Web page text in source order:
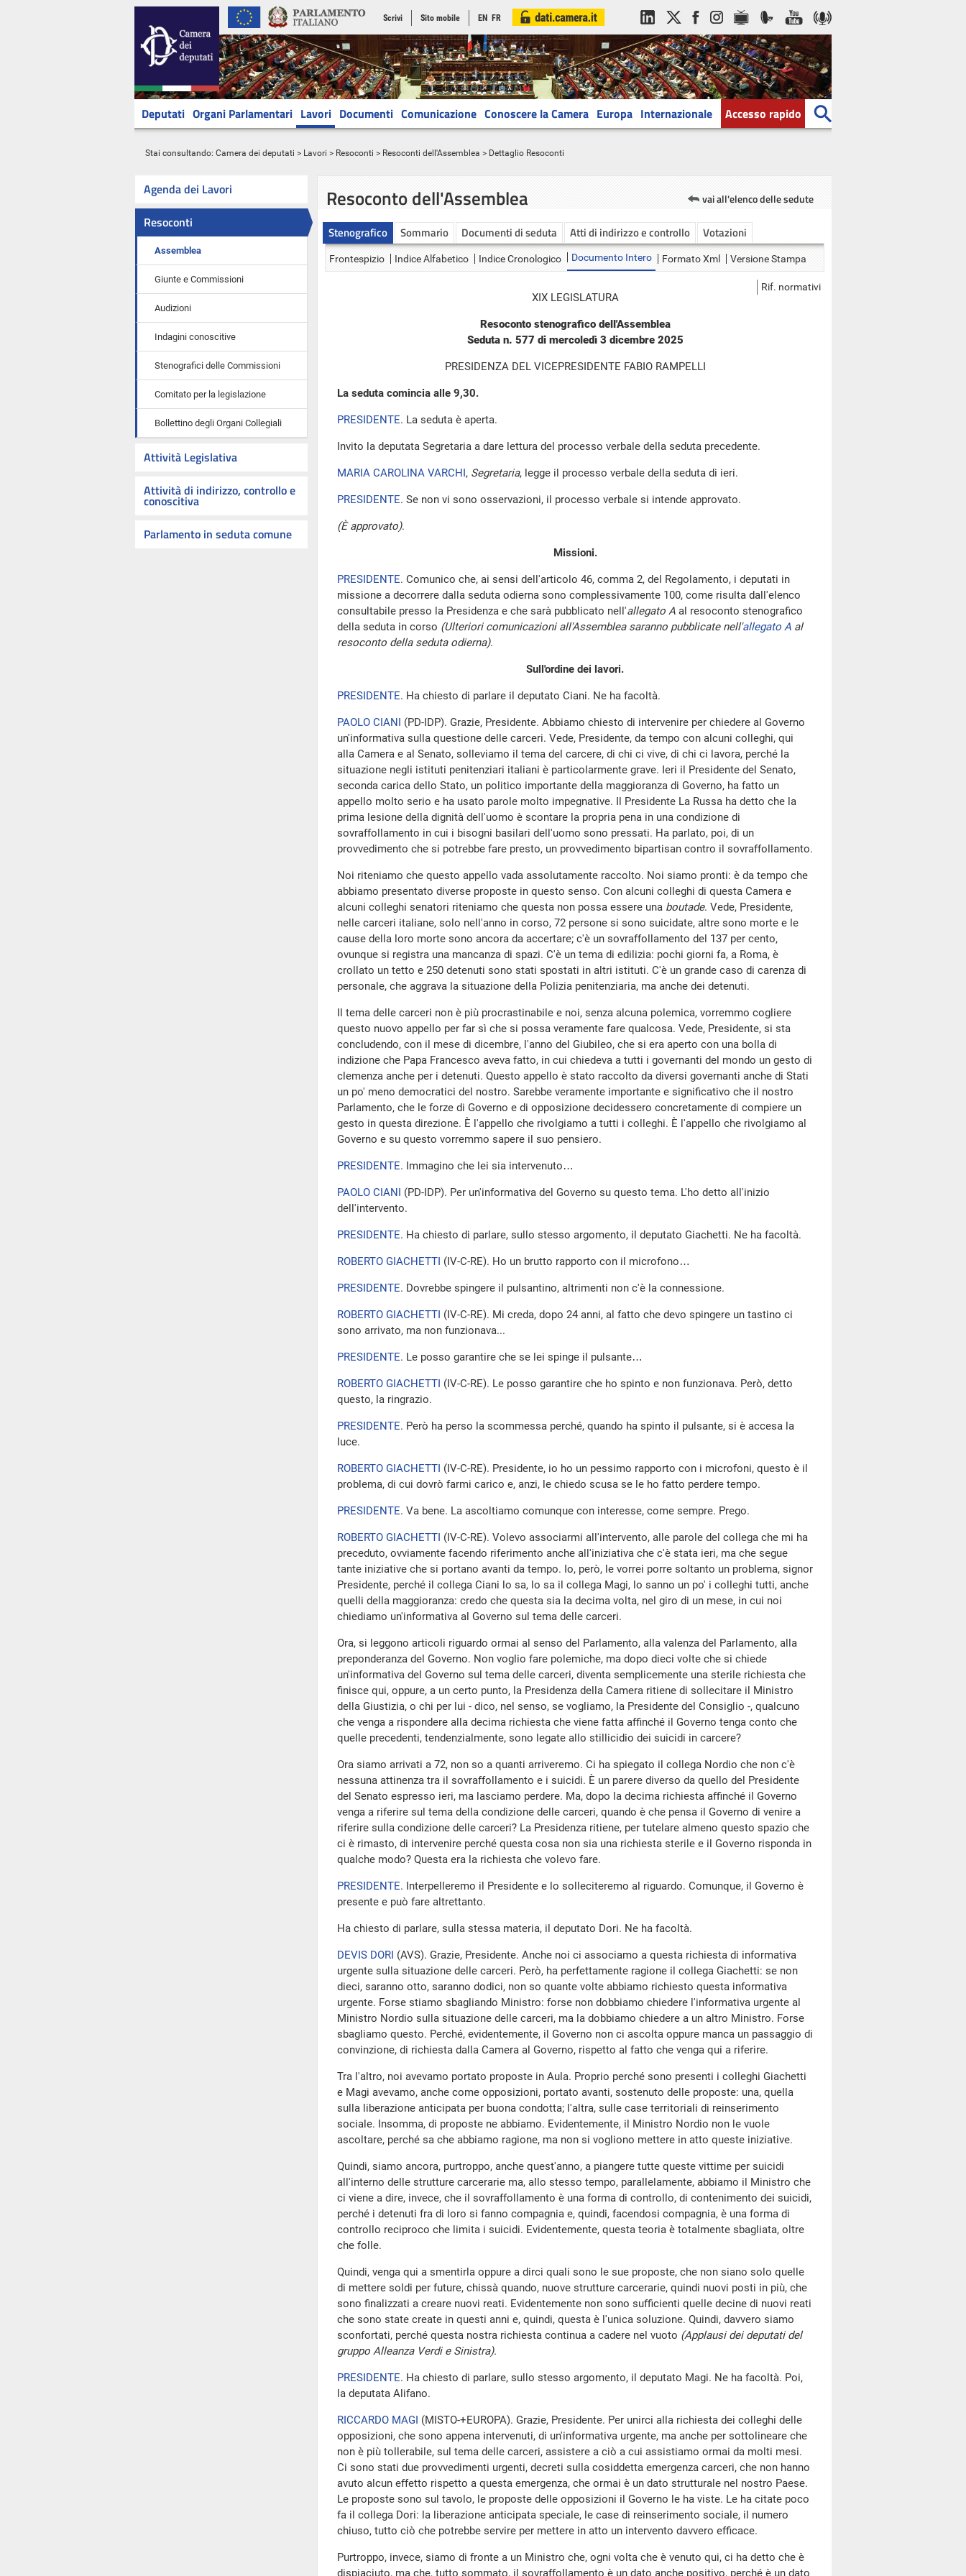
Scrivi Sito mobile EN FR
Deputati Organi Parlamentari Lavori Documenti Comunicazione Conoscere la Camera Europa Internazionale Accesso rapido
Stai consultando: Camera dei deputati > Lavori > Resoconti > Resoconti dell'Assemblea > Dettaglio Resoconti
Agenda dei Lavori
Resoconti
Assemblea
Giunte e Commissioni
Audizioni
Indagini conoscitive
Stenografici delle Commissioni
Comitato per la legislazione
Bollettino degli Organi Collegiali
Attività Legislativa
Attività di indirizzo, controllo e
conoscitiva
Parlamento in seduta comune
Resoconto dell'Assemblea vai all'elenco delle sedute
Stenografico Sommario Documenti di seduta Atti di indirizzo e controllo Votazioni
Frontespizio Indice Alfabetico Indice Cronologico Documento Intero Formato Xml Versione Stampa
Rif. normativi
XIX LEGISLATURA
Resoconto stenografico dell'Assemblea
Seduta n. 577 di mercoledì 3 dicembre 2025
PRESIDENZA DEL VICEPRESIDENTE FABIO RAMPELLI
La seduta comincia alle 9,30.
PRESIDENTE. La seduta è aperta.
Invito la deputata Segretaria a dare lettura del processo verbale della seduta precedente.
MARIA CAROLINA VARCHI, Segretaria, legge il processo verbale della seduta di ieri.
PRESIDENTE. Se non vi sono osservazioni, il processo verbale si intende approvato.
(È approvato).
Missioni.
PRESIDENTE. Comunico che, ai sensi dell'articolo 46, comma 2, del Regolamento, i deputati in
missione a decorrere dalla seduta odierna sono complessivamente 100, come risulta dall'elenco
consultabile presso la Presidenza e che sarà pubblicato nell'allegato A al resoconto stenografico
della seduta in corso (Ulteriori comunicazioni all'Assemblea saranno pubblicate nell'allegato A al
resoconto della seduta odierna).
Sull'ordine dei lavori.
PRESIDENTE. Ha chiesto di parlare il deputato Ciani. Ne ha facoltà.
PAOLO CIANI (PD-IDP). Grazie, Presidente. Abbiamo chiesto di intervenire per chiedere al Governo
un'informativa sulla questione delle carceri. Vede, Presidente, da tempo con alcuni colleghi, qui
alla Camera e al Senato, solleviamo il tema del carcere, di chi ci vive, di chi ci lavora, perché la
situazione negli istituti penitenziari italiani è particolarmente grave. Ieri il Presidente del Senato,
seconda carica dello Stato, un politico importante della maggioranza di Governo, ha fatto un
appello molto serio e ha usato parole molto impegnative. Il Presidente La Russa ha detto che la
prima lesione della dignità dell'uomo è scontare la propria pena in una condizione di
sovraffollamento in cui i bisogni basilari dell'uomo sono pressati. Ha parlato, poi, di un
provvedimento che si potrebbe fare presto, un provvedimento bipartisan contro il sovraffollamento.
Noi riteniamo che questo appello vada assolutamente raccolto. Noi siamo pronti: è da tempo che
abbiamo presentato diverse proposte in questo senso. Con alcuni colleghi di questa Camera e
alcuni colleghi senatori riteniamo che questa non possa essere una boutade. Vede, Presidente,
nelle carceri italiane, solo nell'anno in corso, 72 persone si sono suicidate, altre sono morte e le
cause della loro morte sono ancora da accertare; c'è un sovraffollamento del 137 per cento,
ovunque si registra una mancanza di spazi. C'è un tema di edilizia: pochi giorni fa, a Roma, è
crollato un tetto e 250 detenuti sono stati spostati in altri istituti. C'è un grande caso di carenza di
personale, che aggrava la situazione della Polizia penitenziaria, ma anche dei detenuti.
Il tema delle carceri non è più procrastinabile e noi, senza alcuna polemica, vorremmo cogliere
questo nuovo appello per far sì che si possa veramente fare qualcosa. Vede, Presidente, si sta
concludendo, con il mese di dicembre, l'anno del Giubileo, che si era aperto con una bolla di
indizione che Papa Francesco aveva fatto, in cui chiedeva a tutti i governanti del mondo un gesto di
clemenza anche per i detenuti. Questo appello è stato raccolto da diversi governanti anche di Stati
un po' meno democratici del nostro. Sarebbe veramente importante e significativo che il nostro
Parlamento, che le forze di Governo e di opposizione decidessero concretamente di compiere un
gesto in questa direzione. È l'appello che rivolgiamo a tutti i colleghi. È l'appello che rivolgiamo al
Governo e su questo vorremmo sapere il suo pensiero.
PRESIDENTE. Immagino che lei sia intervenuto…
PAOLO CIANI (PD-IDP). Per un'informativa del Governo su questo tema. L'ho detto all'inizio
dell'intervento.
PRESIDENTE. Ha chiesto di parlare, sullo stesso argomento, il deputato Giachetti. Ne ha facoltà.
ROBERTO GIACHETTI (IV-C-RE). Ho un brutto rapporto con il microfono…
PRESIDENTE. Dovrebbe spingere il pulsantino, altrimenti non c'è la connessione.
ROBERTO GIACHETTI (IV-C-RE). Mi creda, dopo 24 anni, al fatto che devo spingere un tastino ci
sono arrivato, ma non funzionava...
PRESIDENTE. Le posso garantire che se lei spinge il pulsante…
ROBERTO GIACHETTI (IV-C-RE). Le posso garantire che ho spinto e non funzionava. Però, detto
questo, la ringrazio.
PRESIDENTE. Però ha perso la scommessa perché, quando ha spinto il pulsante, si è accesa la
luce.
ROBERTO GIACHETTI (IV-C-RE). Presidente, io ho un pessimo rapporto con i microfoni, questo è il
problema, di cui dovrò farmi carico e, anzi, le chiedo scusa se le ho fatto perdere tempo.
PRESIDENTE. Va bene. La ascoltiamo comunque con interesse, come sempre. Prego.
ROBERTO GIACHETTI (IV-C-RE). Volevo associarmi all'intervento, alle parole del collega che mi ha
preceduto, ovviamente facendo riferimento anche all'iniziativa che c'è stata ieri, ma che segue
tante iniziative che si portano avanti da tempo. Io, però, le vorrei porre soltanto un problema, signor
Presidente, perché il collega Ciani lo sa, lo sa il collega Magi, lo sanno un po' i colleghi tutti, anche
quelli della maggioranza: credo che questa sia la decima volta, nel giro di un mese, in cui noi
chiediamo un'informativa al Governo sul tema delle carceri.
Ora, si leggono articoli riguardo ormai al senso del Parlamento, alla valenza del Parlamento, alla
preponderanza del Governo. Non voglio fare polemiche, ma dopo dieci volte che si chiede
un'informativa del Governo sul tema delle carceri, diventa semplicemente una sterile richiesta che
finisce qui, oppure, a un certo punto, la Presidenza della Camera ritiene di sollecitare il Ministro
della Giustizia, o chi per lui - dico, nel senso, se vogliamo, la Presidente del Consiglio -, qualcuno
che venga a rispondere alla decima richiesta che viene fatta affinché il Governo tenga conto che
quelle precedenti, tendenzialmente, sono legate allo stillicidio dei suicidi in carcere?
Ora siamo arrivati a 72, non so a quanti arriveremo. Ci ha spiegato il collega Nordio che non c'è
nessuna attinenza tra il sovraffollamento e i suicidi. È un parere diverso da quello del Presidente
del Senato espresso ieri, ma lasciamo perdere. Ma, dopo la decima richiesta affinché il Governo
venga a riferire sul tema della condizione delle carceri, quando è che pensa il Governo di venire a
riferire sulla condizione delle carceri? La Presidenza ritiene, per tutelare almeno questo spazio che
ci è rimasto, di intervenire perché questa cosa non sia una richiesta sterile e il Governo risponda in
qualche modo? Questa era la richiesta che volevo fare.
PRESIDENTE. Interpelleremo il Presidente e lo solleciteremo al riguardo. Comunque, il Governo è
presente e può fare altrettanto.
Ha chiesto di parlare, sulla stessa materia, il deputato Dori. Ne ha facoltà.
DEVIS DORI (AVS). Grazie, Presidente. Anche noi ci associamo a questa richiesta di informativa
urgente sulla situazione delle carceri. Però, ha perfettamente ragione il collega Giachetti: se non
dieci, saranno otto, saranno dodici, non so quante volte abbiamo richiesto questa informativa
urgente. Forse stiamo sbagliando Ministro: forse non dobbiamo chiedere l'informativa urgente al
Ministro Nordio sulla situazione delle carceri, ma la dobbiamo chiedere a un altro Ministro. Forse
sbagliamo questo. Perché, evidentemente, il Governo non ci ascolta oppure manca un passaggio di
convinzione, di richiesta dalla Camera al Governo, rispetto al fatto che venga qui a riferire.
Tra l'altro, noi avevamo portato proposte in Aula. Proprio perché sono presenti i colleghi Giachetti
e Magi avevamo, anche come opposizioni, portato avanti, sostenuto delle proposte: una, quella
sulla liberazione anticipata per buona condotta; l'altra, sulle case territoriali di reinserimento
sociale. Insomma, di proposte ne abbiamo. Evidentemente, il Ministro Nordio non le vuole
ascoltare, perché sa che abbiamo ragione, ma non si vogliono mettere in atto queste iniziative.
Quindi, siamo ancora, purtroppo, anche quest'anno, a piangere tutte queste vittime per suicidi
all'interno delle strutture carcerarie ma, allo stesso tempo, parallelamente, abbiamo il Ministro che
ci viene a dire, invece, che il sovraffollamento è una forma di controllo, di contenimento dei suicidi,
perché i detenuti fra di loro si fanno compagnia e, quindi, facendosi compagnia, è una forma di
controllo reciproco che limita i suicidi. Evidentemente, questa teoria è totalmente sbagliata, oltre
che folle.
Quindi, venga qui a smentirla oppure a dirci quali sono le sue proposte, che non siano solo quelle
di mettere soldi per future, chissà quando, nuove strutture carcerarie, quindi nuovi posti in più, che
sono finalizzati a creare nuovi reati. Evidentemente non sono sufficienti quelle decine di nuovi reati
che sono state create in questi anni e, quindi, questa è l'unica soluzione. Quindi, davvero siamo
sconfortati, perché questa nostra richiesta continua a cadere nel vuoto (Applausi dei deputati del
gruppo Alleanza Verdi e Sinistra).
PRESIDENTE. Ha chiesto di parlare, sullo stesso argomento, il deputato Magi. Ne ha facoltà. Poi,
la deputata Alifano.
RICCARDO MAGI (MISTO-+EUROPA). Grazie, Presidente. Per unirci alla richiesta dei colleghi delle
opposizioni, che sono appena intervenuti, di un'informativa urgente, ma anche per sottolineare che
non è più tollerabile, sul tema delle carceri, assistere a ciò a cui assistiamo ormai da molti mesi.
Ci sono stati due provvedimenti urgenti, decreti sulla cosiddetta emergenza carceri, che non hanno
avuto alcun effetto rispetto a questa emergenza, che ormai è un dato strutturale nel nostro Paese.
Le proposte sono sul tavolo, le proposte delle opposizioni il Governo le ha viste. Le ha citate poco
fa il collega Dori: la liberazione anticipata speciale, le case di reinserimento sociale, il numero
chiuso, tutto ciò che potrebbe servire per mettere in atto un intervento davvero efficace.
Purtroppo, invece, siamo di fronte a un Ministro che, ogni volta che è venuto qui, ci ha detto che è
dispiaciuto, ma che, tutto sommato, il sovraffollamento è un dato anche positivo, perché è un dato